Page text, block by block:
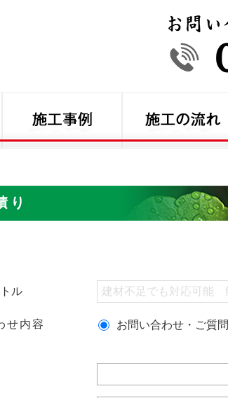
り
ル
せ内容 お問い合わせ・ご質問